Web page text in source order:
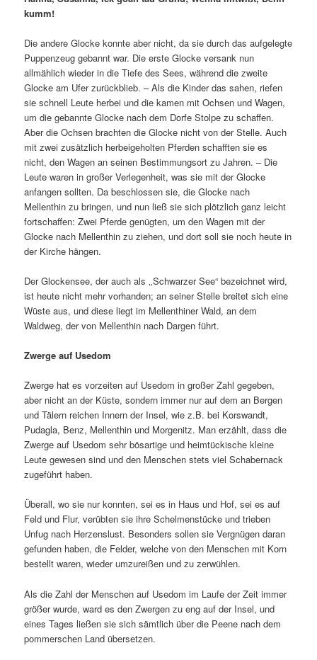
kumm!
Die andere Glocke konnte aber nicht, da sie durch das aufgelegte
Puppenzeug gebannt war. Die erste Glocke versank nun
allmählich wieder in die Tiefe des Sees, während die zweite
Glocke am Ufer zurückblieb. – Als die Kinder das sahen, riefen
sie schnell Leute herbei und die kamen mit Ochsen und Wagen,
um die gebannte Glocke nach dem Dorfe Stolpe zu schaffen.
Aber die Ochsen brachten die Glocke nicht von der Stelle. Auch
mit zwei zusätzlich herbeigeholten Pferden schafften sie es
nicht, den Wagen an seinen Bestimmungsort zu Jahren. – Die
Leute waren in großer Verlegenheit, was sie mit der Glocke
anfangen sollten. Da beschlossen sie, die Glocke nach
Mellenthin zu bringen, und nun ließ sie sich plötzlich ganz leicht
fortschaffen: Zwei Pferde genügten, um den Wagen mit der
Glocke nach Mellenthin zu ziehen, und dort soll sie noch heute in
der Kirche hängen.
Der Glockensee, der auch als ‚‚Schwarzer See“ bezeichnet wird,
ist heute nicht mehr vorhanden; an seiner Stelle breitet sich eine
Wüste aus, und diese liegt im Mellenthiner Wald, an dem
Waldweg, der von Mellenthin nach Dargen führt.
Zwerge auf Usedom
Zwerge hat es vorzeiten auf Usedom in großer Zahl gegeben,
aber nicht an der Küste, sondern immer nur auf dem an Bergen
und Tälern reichen Innern der Insel, wie z.B. bei Korswandt,
Pudagla, Benz, Mellenthin und Morgenitz. Man erzählt, dass die
Zwerge auf Usedom sehr bösartige und heimtückische kleine
Leute gewesen sind und den Menschen stets viel Schabernack
zugeführt haben.
Überall, wo sie nur konnten, sei es in Haus und Hof, sei es auf
Feld und Flur, verübten sie ihre Schelmenstücke und trieben
Unfug nach Herzenslust. Besonders sollen sie Vergnügen daran
gefunden haben, die Felder, welche von den Menschen mit Korn
bestellt waren, wieder umzureißen und zu zerwühlen.
Als die Zahl der Menschen auf Usedom im Laufe der Zeit immer
größer wurde, ward es den Zwergen zu eng auf der Insel, und
eines Tages ließen sie sich sämtlich über die Peene nach dem
pommerschen Land übersetzen.